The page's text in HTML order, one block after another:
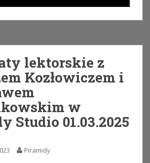
lektorskie z
Kozłowiczem i
w
Studio 01.03.2025
Piramidy